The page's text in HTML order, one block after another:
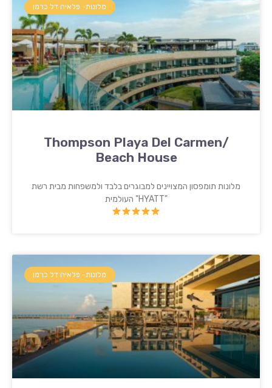
מלונות- פלאיה דל כרמן
Thompson Playa Del Carmen/
Beach House
מלונות תומפסון המצויינים למבוגרים בלבד ולמשפחות מבית רשת
"HYATT" העולמית
מלונות- פלאיה דל כרמן